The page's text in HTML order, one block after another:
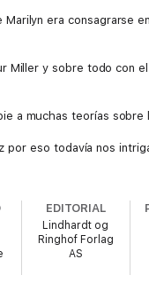
era consagrarse
Miller y sobre todo con
a muchas teorías
por eso todavía nos
EDITORIAL
Lindhardt og
Ringhof Forlag
AS